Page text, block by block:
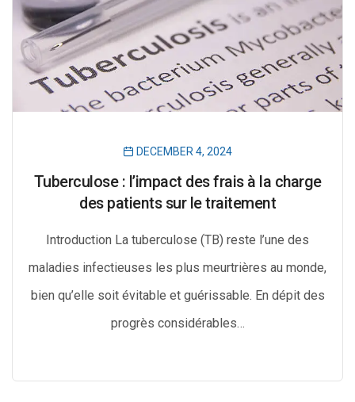
DECEMBER 4, 2024
Tuberculose : l’impact des frais à la charge
des patients sur le traitement
Introduction La tuberculose (TB) reste l’une des
maladies infectieuses les plus meurtrières au monde,
bien qu’elle soit évitable et guérissable. En dépit des
progrès considérables…